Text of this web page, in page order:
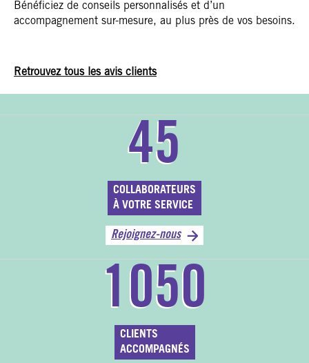
Bénéficiez de conseils personnalisés et d’un
accompagnement sur-mesure, au plus près de vos besoins.
Retrouvez tous les avis clients
45
COLLABORATEURS
À VOTRE SERVICE
Rejoignez-nous
1050
CLIENTS
ACCOMPAGNÉS